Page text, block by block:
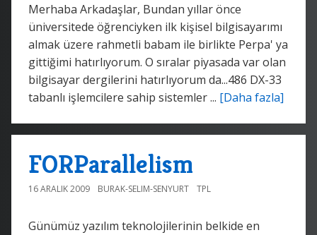
Merhaba Arkadaşlar, Bundan yıllar önce
üniversitede öğrenciyken ilk kişisel bilgisayarımı
almak üzere rahmetli babam ile birlikte Perpa' ya
gittiğimi hatırlıyorum. O sıralar piyasada var olan
bilgisayar dergilerini hatırlıyorum da...486 DX-33
tabanlı işlemcilere sahip sistemler ... [Daha fazla]
FORParallelism
16 ARALIK 2009 BURAK-SELIM-SENYURT TPL
Günümüz yazılım teknolojilerinin belkide en